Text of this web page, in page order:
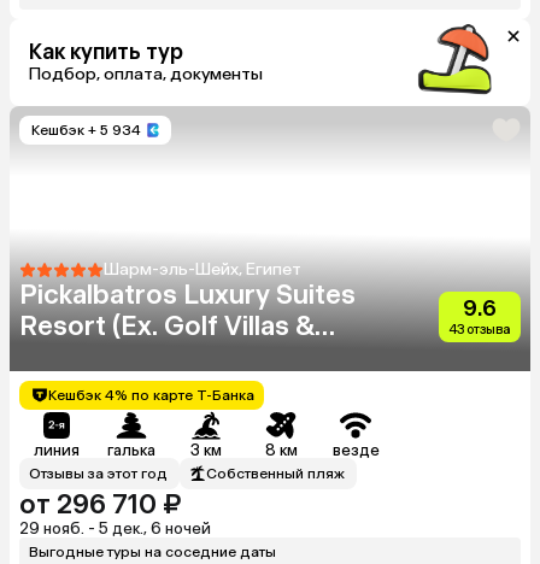
Как купить тур
Подбор, оплата, документы
Кешбэк + 5 934
Шарм-эль-Шейх, Египет
Pickalbatros Luxury Suites
Resort (Ex. Golf Villas &
9.6
43 отзыва
Кешбэк 4% по карте Т-Банка
линия галька 3 км 8 км везде
Отзывы за этот год Собственный пляж
от 296 710 ₽
29 нояб. - 5 дек., 6 ночей
Выгодные туры на соседние даты